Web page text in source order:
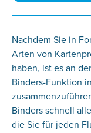
Nachdem Sie in
Arten von
haben, ist es an
Binders-Funktion
Binders schnell
die Sie für jeden